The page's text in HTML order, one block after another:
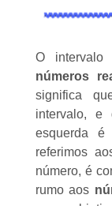
O
números
significa
intervalo,
esquerda
referimos
número, é
rumo aos